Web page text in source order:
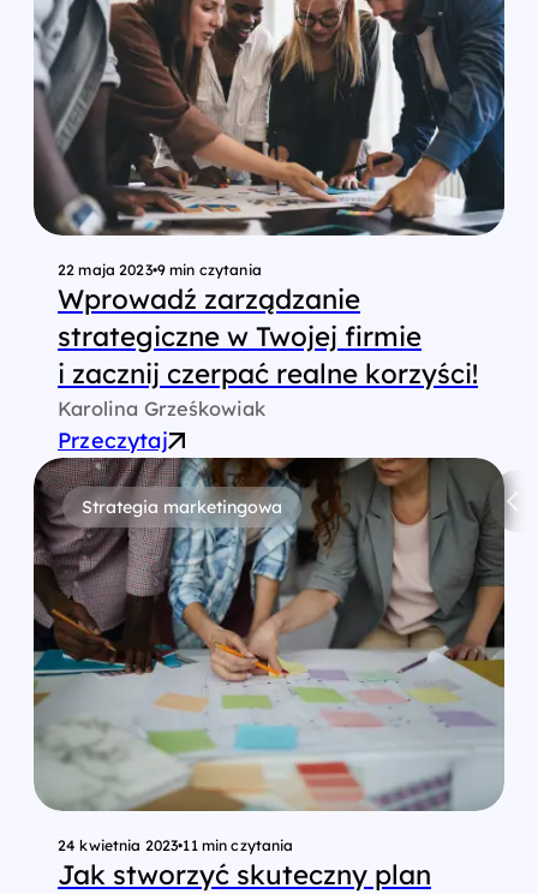
22 maja 2023•9 min czytania
Wprowadź zarządzanie
strategiczne w Twojej firmie
i zacznij czerpać realne korzyści!
Karolina Grześkowiak
Przeczytaj
Strategia marketingowa
24 kwietnia 2023•11 min czytania
Jak stworzyć skuteczny plan